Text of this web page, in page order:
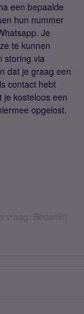
een bepaalde
hun nummer
Je
te kunnen
storing via
dat je graag een
contact hebt
je kosteloos een
opgelost.
vraag. Bedankt!